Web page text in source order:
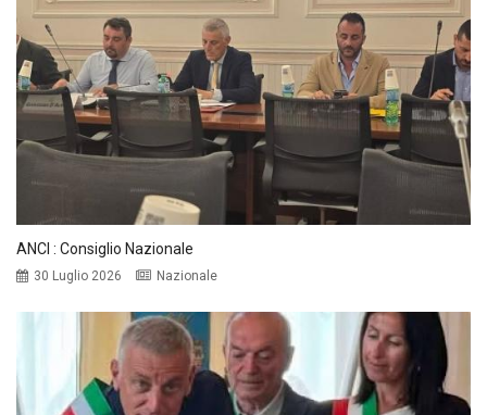
ANCI : Consiglio Nazionale
30 Luglio 2026 Nazionale